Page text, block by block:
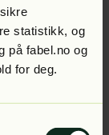
statistikk, og
på fabel.no og
for deg.